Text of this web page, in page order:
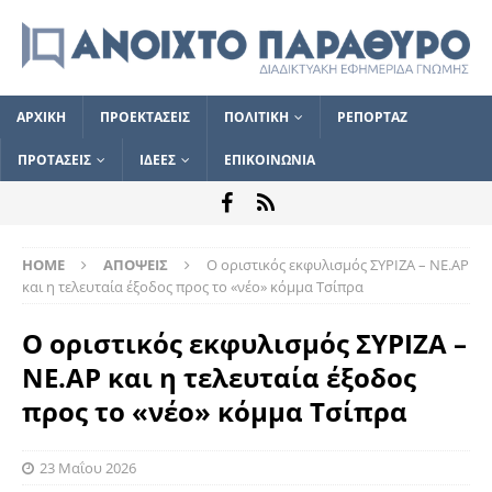
ΑΡΧΙΚΗ ΠΡΟΕΚΤΑΣΕΙΣ ΠΟΛΙΤΙΚΗ ΡΕΠΟΡΤΑΖ
ΠΡΟΤΑΣΕΙΣ ΙΔΕΕΣ ΕΠΙΚΟΙΝΩΝΙΑ
HOME ΑΠΟΨΕΙΣ
Ο οριστικός εκφυλισμός ΣΥΡΙΖΑ – ΝΕ.ΑΡ
και η τελευταία έξοδος προς το «νέο» κόμμα Τσίπρα
Ο οριστικός εκφυλισμός ΣΥΡΙΖΑ –
ΝΕ.ΑΡ και η τελευταία έξοδος
προς το «νέο» κόμμα Τσίπρα
23 Μαΐου 2026